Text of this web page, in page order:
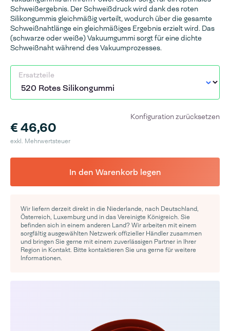
Schweißergebnis. Der Schweißdruck wird dank des roten
Silikongummis gleichmäßig verteilt, wodurch über die gesamte
Schweißnahtlänge ein gleichmäßiges Ergebnis erzielt wird. Das
(schwarze oder weiße) Vakuumgummi sorgt für eine dichte
Schweißnaht während des Vakuumprozesses.
Ersatzteile
€ 46,60
exkl. Mehrwertsteuer
Konfiguration zurücksetzen
In den Warenkorb legen
Wir liefern derzeit direkt in die Niederlande, nach Deutschland,
Österreich, Luxemburg und in das Vereinigte Königreich. Sie
befinden sich in einem anderen Land? Wir arbeiten mit einem
sorgfältig ausgewählten Netzwerk offizieller Händler zusammen
und bringen Sie gerne mit einem zuverlässigen Partner in Ihrer
Region in Kontakt. Bitte kontaktieren Sie uns gerne für weitere
Informationen.